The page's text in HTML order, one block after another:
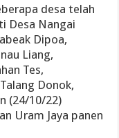
desa telah
Desa Nangai
Dipoa,
Liang,
Tes,
Donok,
(24/10/22)
Uram Jaya panen